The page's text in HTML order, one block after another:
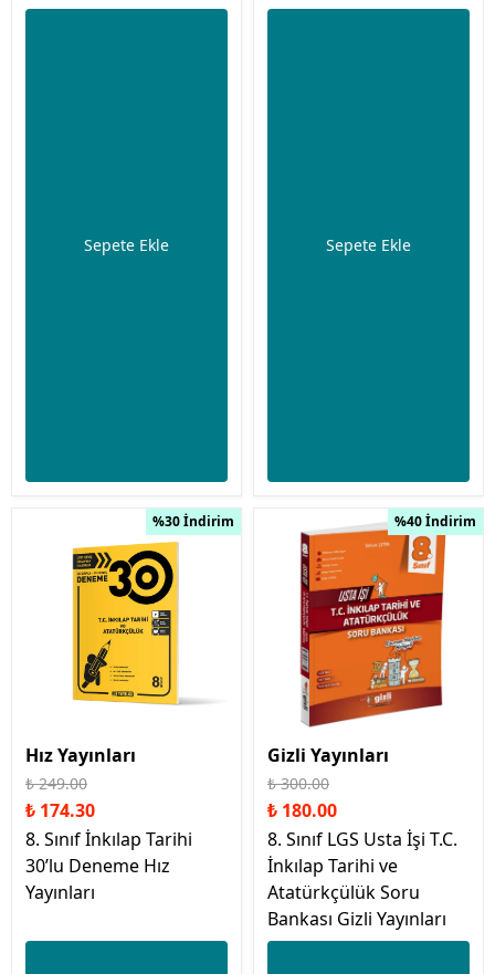
Sepete Ekle Sepete Ekle
%30 İndirim
Hız Yayınları
₺ 249.00
₺ 174.30
8. Sınıf İnkılap Tarihi
30’lu Deneme Hız
Yayınları
%40 İndirim
Gizli Yayınları
₺ 300.00
₺ 180.00
8. Sınıf LGS Usta İşi T.C.
İnkılap Tarihi ve
Atatürkçülük Soru
Bankası Gizli Yayınları